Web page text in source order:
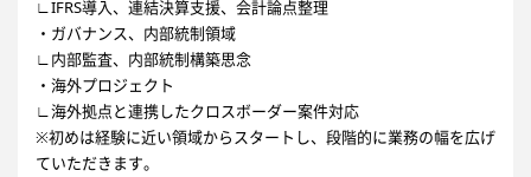
∟IFRS導入、連結決算支援、会計論点整理
・ガバナンス、内部統制領域
∟内部監査、内部統制構築思念
・海外プロジェクト
∟海外拠点と連携したクロスボーダー案件対応
※初めは経験に近い領域からスタートし、段階的に業務の幅を広げ
ていただきます。